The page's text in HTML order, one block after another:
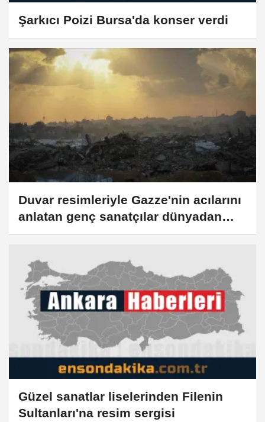
Şarkıcı Poizi Bursa'da konser verdi
Duvar resimleriyle Gazze'nin acılarını
anlatan genç sanatçılar dünyadan
destek bekliyor
Güzel sanatlar liselerinden Filenin
Sultanları'na resim sergisi